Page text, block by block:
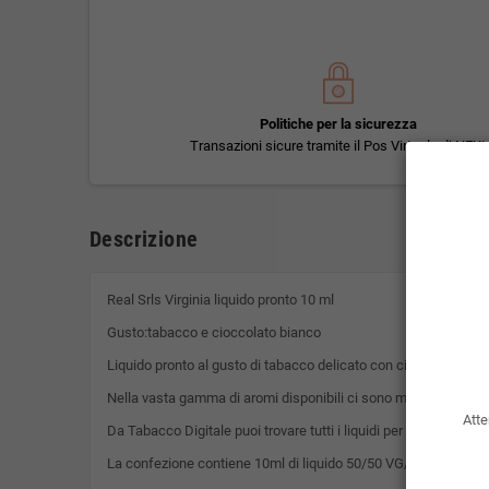
Politiche per la sicurezza
Transazioni sicure tramite il Pos Virtuale di NEXI
Descrizione
Real Srls Virginia liquido pronto 10 ml
Gusto:tabacco e cioccolato bianco
Liquido pronto al gusto di tabacco delicato con cioccolato
Nella vasta gamma di aromi disponibili ci sono molte varianti
Da Tabacco Digitale puoi trovare tutti i liquidi per sigaretta
La confezione contiene 10ml di liquido 50/50 VG/PG pronto